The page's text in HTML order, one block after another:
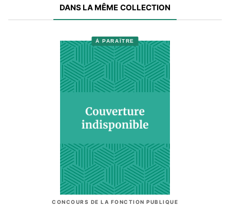
DANS LA MÊME COLLECTION
À PARAÎTRE
CONCOURS DE LA FONCTION PUBLIQUE